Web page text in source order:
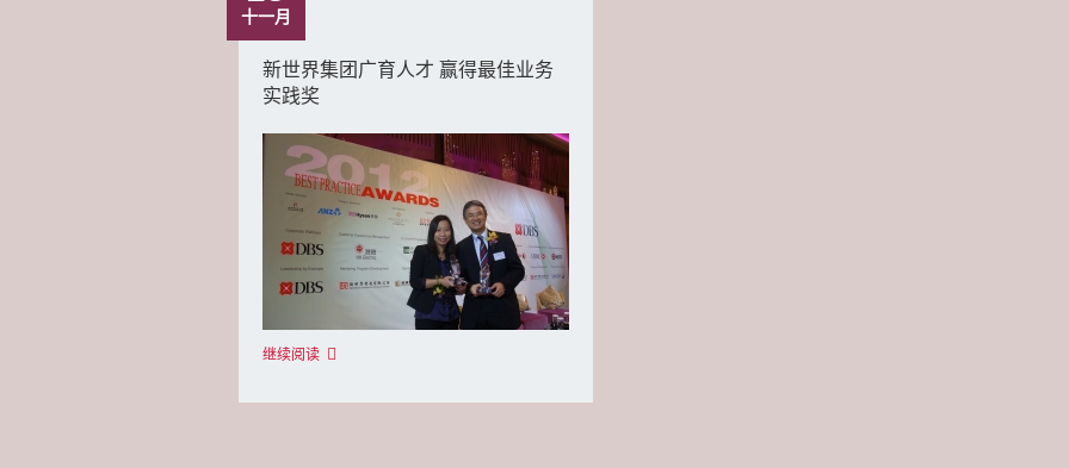
十一月
新世界集团广育人才 赢得最佳业务
实践奖
继续阅读